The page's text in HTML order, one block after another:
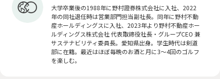
森を、つなぐ 東京プロジェクト
資源を、つなぐ！オフィス移転プロジェクト
大学卒業後の1988年に野村證券株式会社に入社、2022
年の同社退任時は営業部門担当副社長。同年に野村不動
産ホールディングスに入社、2023年より野村不動産ホー
ルディングス株式会社 代表取締役社長・グループCEO 兼
サステナビリティ委員長。愛知県出身。学生時代は剣道
部に在籍。最近はほぼ毎晩のお酒と月に3～4回のゴルフ
を楽しむ。